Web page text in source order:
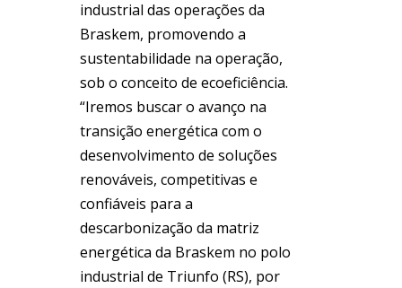
industrial das operações da
Braskem, promovendo a
sustentabilidade na operação,
sob o conceito de ecoeficiência.
“Iremos buscar o avanço na
transição energética com o
desenvolvimento de soluções
renováveis, competitivas e
confiáveis para a
descarbonização da matriz
energética da Braskem no polo
industrial de Triunfo (RS), por